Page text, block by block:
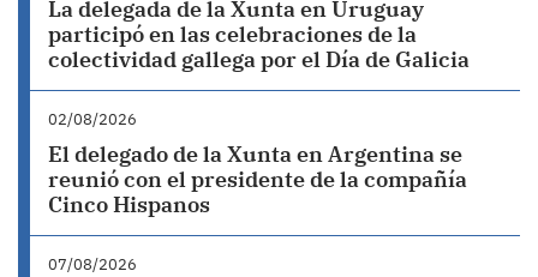
La delegada de la Xunta en Uruguay
participó en las celebraciones de la
colectividad gallega por el Día de Galicia
02/08/2026
El delegado de la Xunta en Argentina se
reunió con el presidente de la compañía
Cinco Hispanos
07/08/2026